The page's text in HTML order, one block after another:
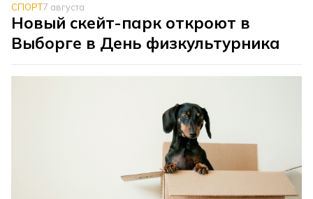
СПОРТ7 августа
Новый скейт-парк откроют в
Выборге в День физкультурника